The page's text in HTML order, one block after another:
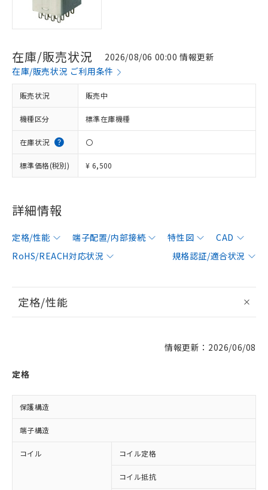
在庫/販売状況
2026/08/06 00:00 情報更新
在庫/販売状況 ご利用条件
販売状況 販売中
機種区分 標準在庫機種
在庫状況 〇
標準価格(税別) ¥ 6,500
詳細情報
定格/性能 端子配置/内部接続 特性図
CAD
RoHS/REACH対応状況
規格認証/適合状況
定格/性能
情報更新：2026/06/08
定格
保護構造
端子構造
コイル コイル定格
コイル抵抗